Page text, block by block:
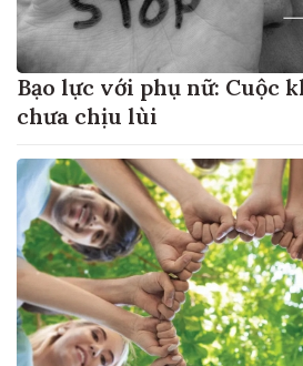
Bạo lực với phụ nữ: Cuộc
chưa chịu lùi